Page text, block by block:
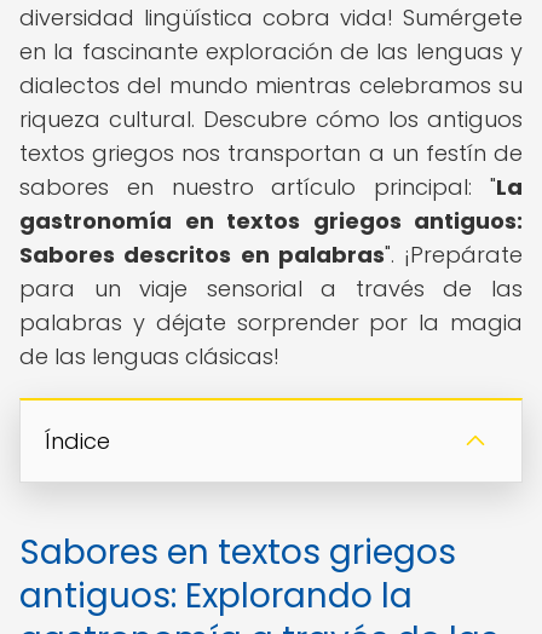
diversidad lingüística cobra vida! Sumérgete
en la fascinante exploración de las lenguas y
dialectos del mundo mientras celebramos su
riqueza cultural. Descubre cómo los antiguos
textos griegos nos transportan a un festín de
sabores en nuestro artículo principal: "La
gastronomía en textos griegos antiguos:
Sabores descritos en palabras". ¡Prepárate
para un viaje sensorial a través de las
palabras y déjate sorprender por la magia
de las lenguas clásicas!
Índice
Sabores en textos griegos
antiguos: Explorando la